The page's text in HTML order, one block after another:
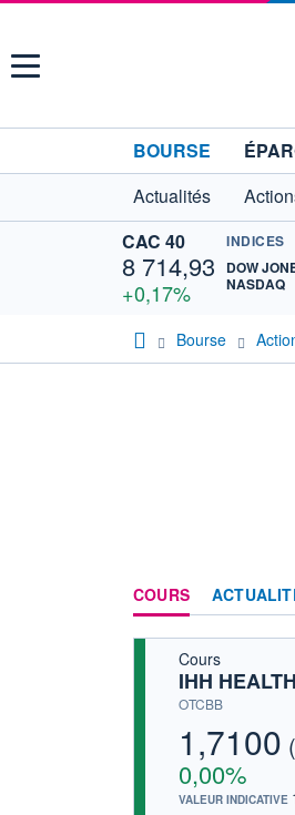
Menu
BOURSE
Actualités
CAC 40
8 714,93
+0,17%
INDICES
DOW
NASDAQ
Bourse
COURS
Cours
IHH
OTCBB
1,7100
0,00%
VALEUR INDICATIVE